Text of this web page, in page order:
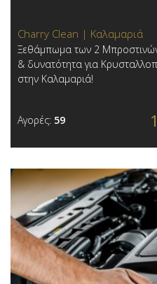
Charry Clean | Καλαμαριά
Ξεθάμπωμα των 2
& δυνατότητα για
στην Καλαμαριά!
Αγορές: 59